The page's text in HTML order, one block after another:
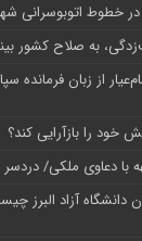
به صلاح کشور
از زبان فرمانده
خود را بازآرایی کند؟
با دعاوی ملکی/
دانشگاه آزاد البرز